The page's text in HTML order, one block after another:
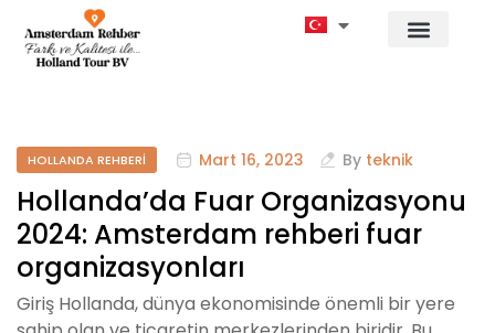
HOLLANDA REHBERI Mart 16, 2023 By teknik
Hollanda’da Fuar Organizasyonu
2024: Amsterdam rehberi fuar
organizasyonları
Giriş Hollanda, dünya ekonomisinde önemli bir yere